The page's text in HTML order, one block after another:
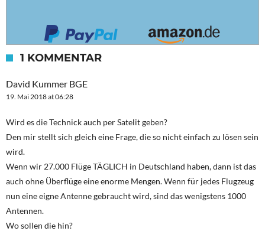
1 KOMMENTAR
David Kummer BGE
19. Mai 2018 at 06:28
Wird es die Technick auch per Satelit geben?
Den mir stellt sich gleich eine Frage, die so nicht einfach zu lösen sein
wird.
Wenn wir 27.000 Flüge TÄGLICH in Deutschland haben, dann ist das
auch ohne Überflüge eine enorme Mengen. Wenn für jedes Flugzeug
nun eine eigne Antenne gebraucht wird, sind das wenigstens 1000
Antennen.
Wo sollen die hin?